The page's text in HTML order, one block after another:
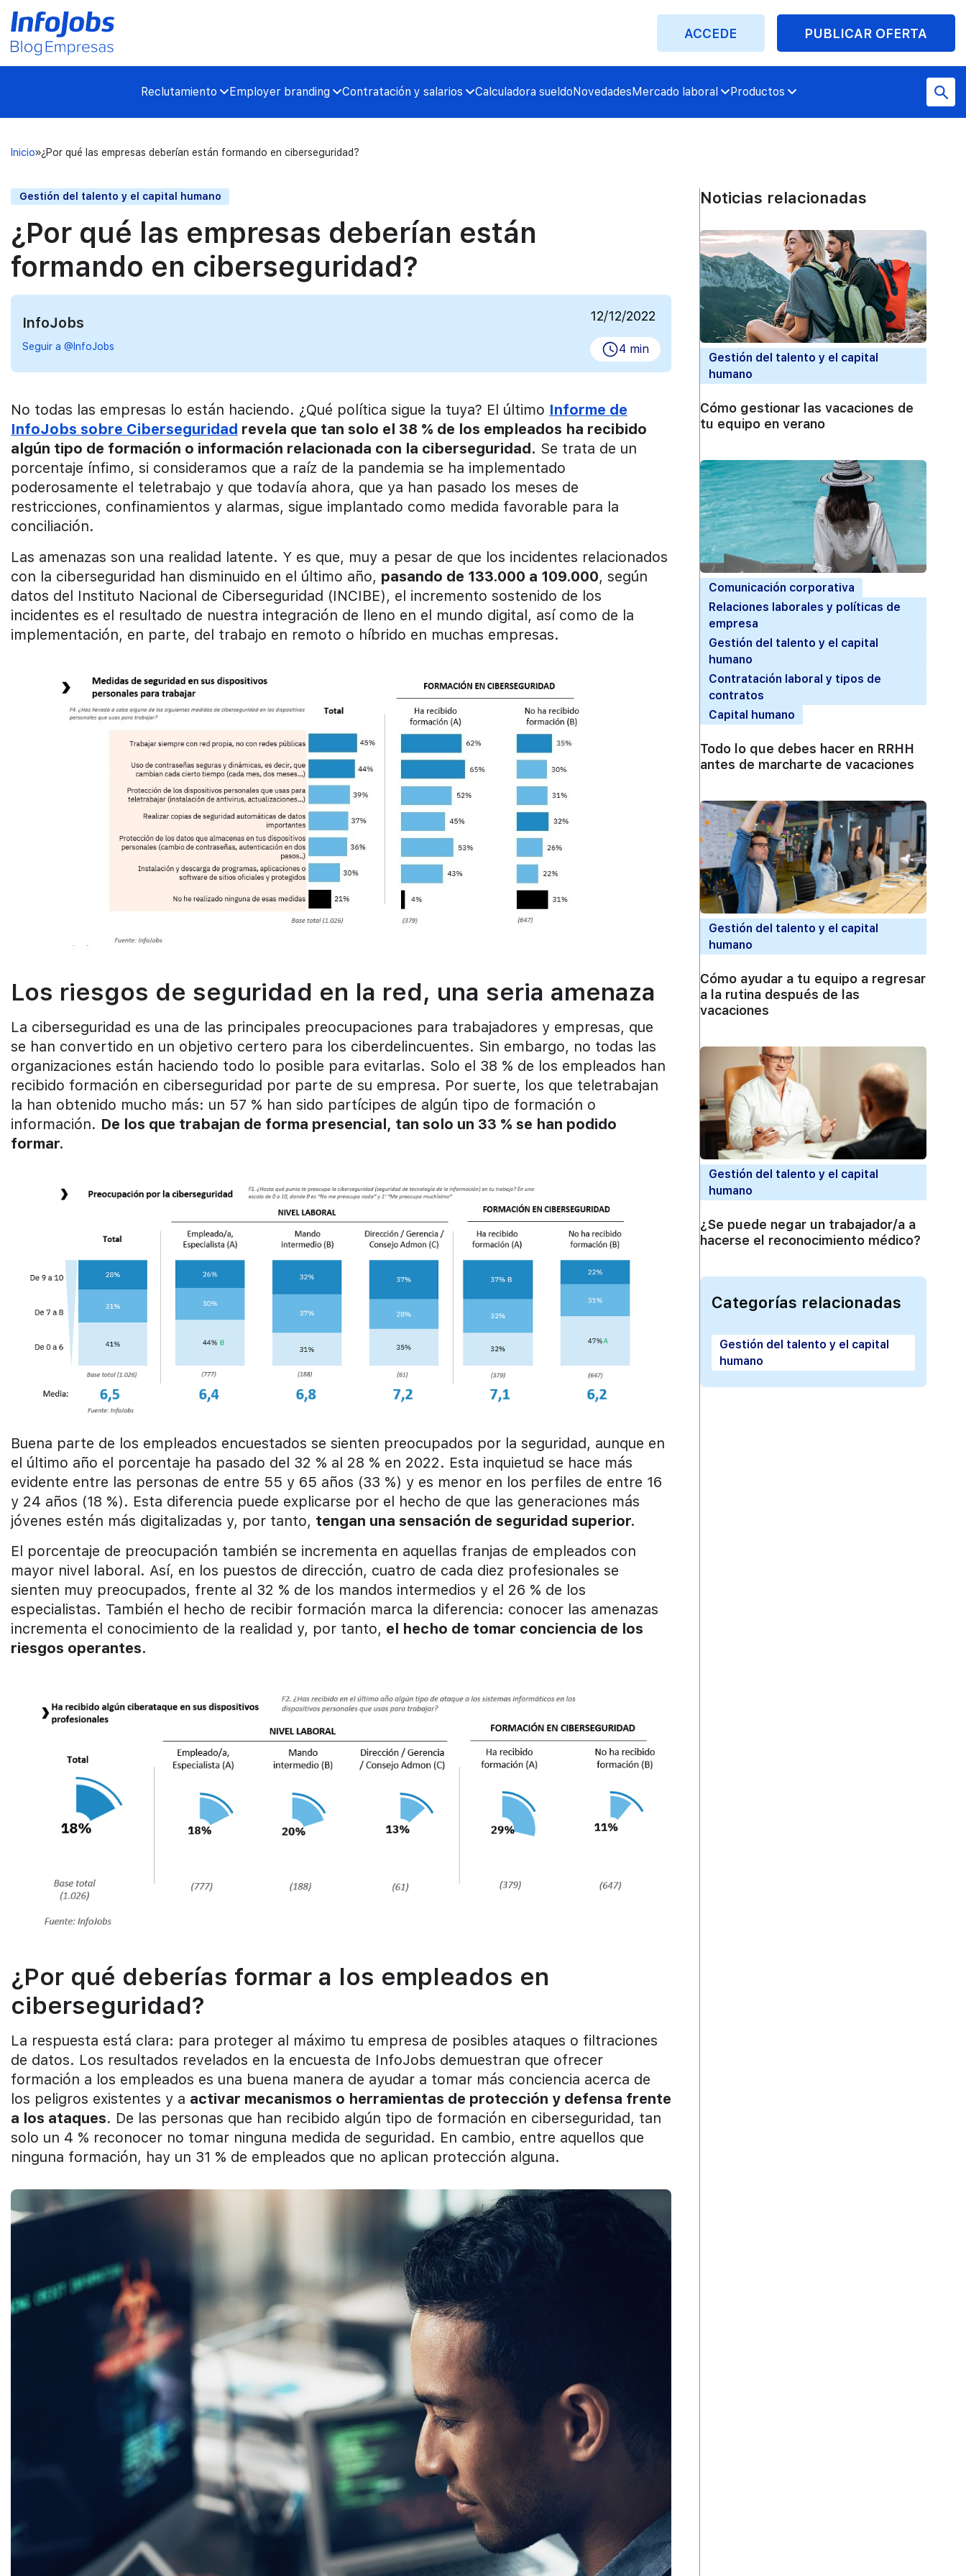
ACCEDE PUBLICAR OFERTA
Reclutamiento Employer branding Contratación y salarios Calculadora sueldoNovedadesMercado laboral Productos
Inicio ¿Por qué las empresas deberían están formando en ciberseguridad?
Gestión del talento y el capital humano
¿Por qué las empresas deberían están
formando en ciberseguridad?
InfoJobs
Seguir a @InfoJobs
12/12/2022
4 min
No todas las empresas lo están haciendo. ¿Qué política sigue la tuya? El último Informe de
InfoJobs sobre Ciberseguridad revela que tan solo el 38 % de los empleados ha recibido
algún tipo de formación o información relacionada con la ciberseguridad. Se trata de un
porcentaje ínfimo, si consideramos que a raíz de la pandemia se ha implementado
poderosamente el teletrabajo y que todavía ahora, que ya han pasado los meses de
restricciones, confinamientos y alarmas, sigue implantado como medida favorable para la
conciliación.
Las amenazas son una realidad latente. Y es que, muy a pesar de que los incidentes relacionados
con la ciberseguridad han disminuido en el último año, pasando de 133.000 a 109.000, según
datos del Instituto Nacional de Ciberseguridad (INCIBE), el incremento sostenido de los
incidentes es el resultado de nuestra integración de lleno en el mundo digital, así como de la
implementación, en parte, del trabajo en remoto o híbrido en muchas empresas.
Los riesgos de seguridad en la red, una seria amenaza
La ciberseguridad es una de las principales preocupaciones para trabajadores y empresas, que
se han convertido en un objetivo certero para los ciberdelincuentes. Sin embargo, no todas las
organizaciones están haciendo todo lo posible para evitarlas. Solo el 38 % de los empleados han
recibido formación en ciberseguridad por parte de su empresa. Por suerte, los que teletrabajan
la han obtenido mucho más: un 57 % han sido partícipes de algún tipo de formación o
información. De los que trabajan de forma presencial, tan solo un 33 % se han podido
formar.
Buena parte de los empleados encuestados se sienten preocupados por la seguridad, aunque en
el último año el porcentaje ha pasado del 32 % al 28 % en 2022. Esta inquietud se hace más
evidente entre las personas de entre 55 y 65 años (33 %) y es menor en los perfiles de entre 16
y 24 años (18 %). Esta diferencia puede explicarse por el hecho de que las generaciones más
jóvenes estén más digitalizadas y, por tanto, tengan una sensación de seguridad superior.
El porcentaje de preocupación también se incrementa en aquellas franjas de empleados con
mayor nivel laboral. Así, en los puestos de dirección, cuatro de cada diez profesionales se
sienten muy preocupados, frente al 32 % de los mandos intermedios y el 26 % de los
especialistas. También el hecho de recibir formación marca la diferencia: conocer las amenazas
incrementa el conocimiento de la realidad y, por tanto, el hecho de tomar conciencia de los
riesgos operantes.
¿Por qué deberías formar a los empleados en
ciberseguridad?
La respuesta está clara: para proteger al máximo tu empresa de posibles ataques o filtraciones
de datos. Los resultados revelados en la encuesta de InfoJobs demuestran que ofrecer
formación a los empleados es una buena manera de ayudar a tomar más conciencia acerca de
los peligros existentes y a activar mecanismos o herramientas de protección y defensa frente
a los ataques. De las personas que han recibido algún tipo de formación en ciberseguridad, tan
solo un 4 % reconocer no tomar ninguna medida de seguridad. En cambio, entre aquellos que
ninguna formación, hay un 31 % de empleados que no aplican protección alguna.
Noticias relacionadas
Gestión del talento y el capital
humano
Cómo gestionar las vacaciones de
tu equipo en verano
Comunicación corporativa
Relaciones laborales y políticas de
empresa
Gestión del talento y el capital
humano
Contratación laboral y tipos de
contratos
Capital humano
Todo lo que debes hacer en RRHH
antes de marcharte de vacaciones
Gestión del talento y el capital
humano
Cómo ayudar a tu equipo a regresar
a la rutina después de las
vacaciones
Gestión del talento y el capital
humano
¿Se puede negar un trabajador/a a
hacerse el reconocimiento médico?
Categorías relacionadas
Gestión del talento y el capital
humano